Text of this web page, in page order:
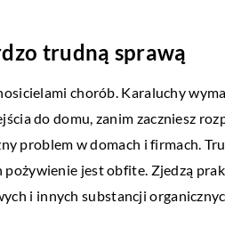
trudną sprawą
chorób. Karaluchy
do domu, zanim zaczniesz
problem w domach i firmach.
pożywienie jest obfite. Zjedzą
i innych substancji
nasion marihuany,
myśli, że wszystkie nasiona
22